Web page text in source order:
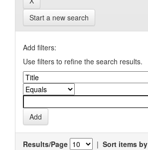
Start a new search
Add filters:
Use filters to refine the search results.
Results/Page | Sort items by